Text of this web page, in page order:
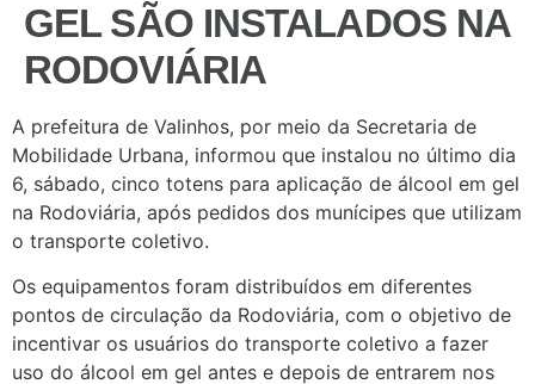
GEL SÃO INSTALADOS NA
RODOVIÁRIA
A prefeitura de Valinhos, por meio da Secretaria de
Mobilidade Urbana, informou que instalou no último dia
6, sábado, cinco totens para aplicação de álcool em gel
na Rodoviária, após pedidos dos munícipes que utilizam
o transporte coletivo.
Os equipamentos foram distribuídos em diferentes
pontos de circulação da Rodoviária, com o objetivo de
incentivar os usuários do transporte coletivo a fazer
uso do álcool em gel antes e depois de entrarem nos